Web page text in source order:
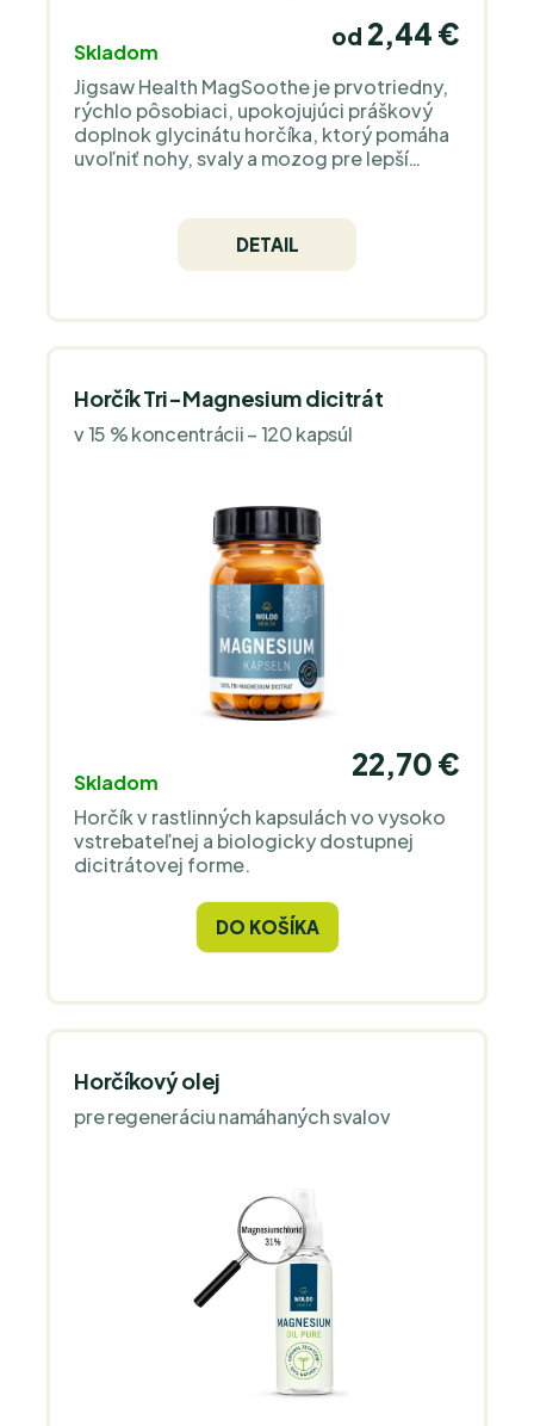
Skladom
od 2,44 €
Jigsaw Health MagSoothe je prvotriedny,
rýchlo pôsobiaci, upokojujúci práškový
doplnok glycinátu horčíka, ktorý pomáha
uvoľniť nohy, svaly a mozog pre lepší
vstrebateľnosti a účinnosti.
DETAIL
Horčík Tri-Magnesium dicitrát
v 15 % koncentrácii – 120 kapsúl
Skladom
22,70 €
Horčík v rastlinných kapsulách vo vysoko
vstrebateľnej a biologicky dostupnej
dicitrátovej forme.
DO KOŠÍKA
Horčíkový olej
pre regeneráciu namáhaných svalov